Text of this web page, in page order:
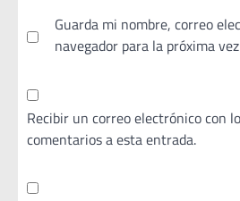
Guarda mi nombre, correo
navegador para la próxima
Recibir un correo electrónico con
comentarios a esta entrada.